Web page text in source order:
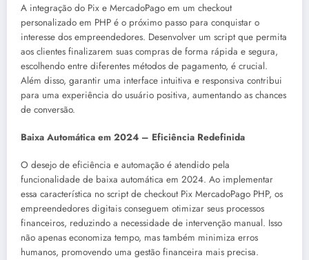
A integração do Pix e MercadoPago em um checkout
personalizado em PHP é o próximo passo para conquistar o
interesse dos empreendedores. Desenvolver um script que permita
aos clientes finalizarem suas compras de forma rápida e segura,
escolhendo entre diferentes métodos de pagamento, é crucial.
Além disso, garantir uma interface intuitiva e responsiva contribui
para uma experiência do usuário positiva, aumentando as chances
de conversão.
Baixa Automática em 2024 – Eficiência Redefinida
O desejo de eficiência e automação é atendido pela
funcionalidade de baixa automática em 2024. Ao implementar
essa característica no script de checkout Pix MercadoPago PHP, os
empreendedores digitais conseguem otimizar seus processos
financeiros, reduzindo a necessidade de intervenção manual. Isso
não apenas economiza tempo, mas também minimiza erros
humanos, promovendo uma gestão financeira mais precisa.